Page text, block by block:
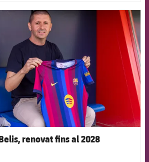
FCB Barcelona badge
renovat fins al 2028